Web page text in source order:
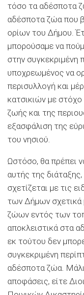
τόσο τα αδέσποτα
αδέσποτα ζώα που
ορίων του Δήμου.
μπορούσαμε να
στην συγκεκριμένη
υποχρεωμένος να
περισυλλογή και
κατσικιών με
ζωής και της
εξασφάλιση της
του νησιού.
Ωστόσο, θα πρέπει
αυτής της
σχετίζεται με τις
των Δήμων σχετικά
ζώων εντός των
αποκλειστικά στα
εκ τούτου δεν
συγκεκριμένη
αδέσποτα ζώα.
αποφάσεις, είτε